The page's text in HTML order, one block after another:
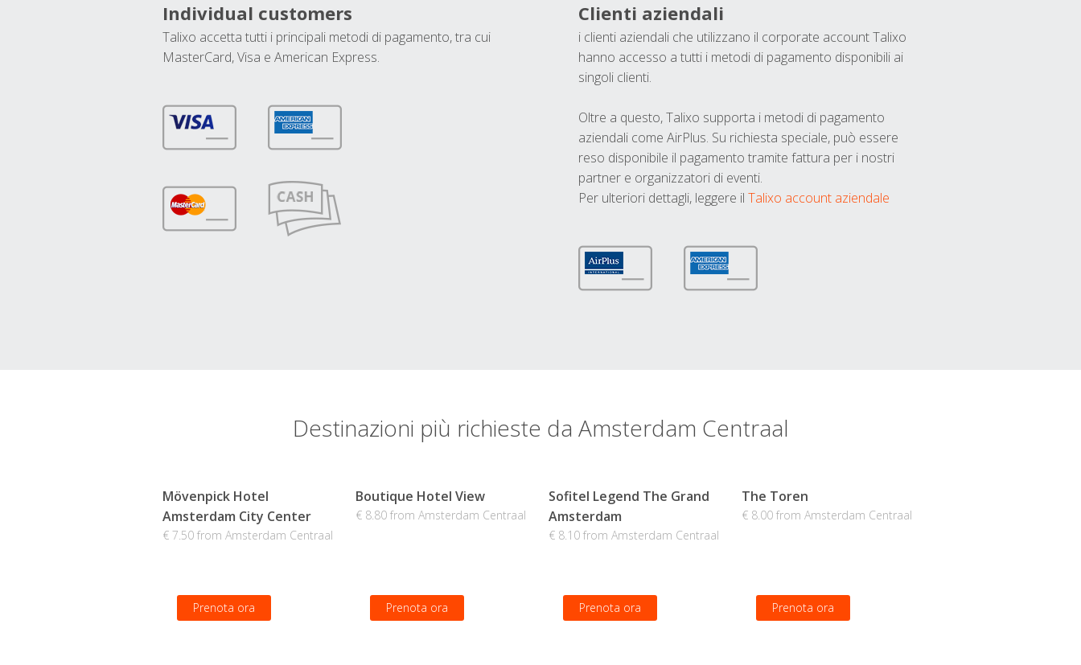
Individual customers
Talixo accetta tutti i principali metodi di pagamento, tra cui
MasterCard, Visa e American Express.
Clienti aziendali
i clienti aziendali che utilizzano il corporate account Talixo
hanno accesso a tutti i metodi di pagamento disponibili ai
singoli clienti.
Oltre a questo, Talixo supporta i metodi di pagamento
aziendali come AirPlus. Su richiesta speciale, può essere
reso disponibile il pagamento tramite fattura per i nostri
partner e organizzatori di eventi.
Per ulteriori dettagli, leggere il Talixo account aziendale
Destinazioni più richieste da Amsterdam Centraal
Mövenpick Hotel
Amsterdam City Center
€ 7.50 from Amsterdam Centraal
Prenota ora
Boutique Hotel View
€ 8.80 from Amsterdam Centraal
Prenota ora
Sofitel Legend The Grand
Amsterdam
€ 8.10 from Amsterdam Centraal
Prenota ora
The Toren
€ 8.00 from Amsterdam Centraal
Prenota ora